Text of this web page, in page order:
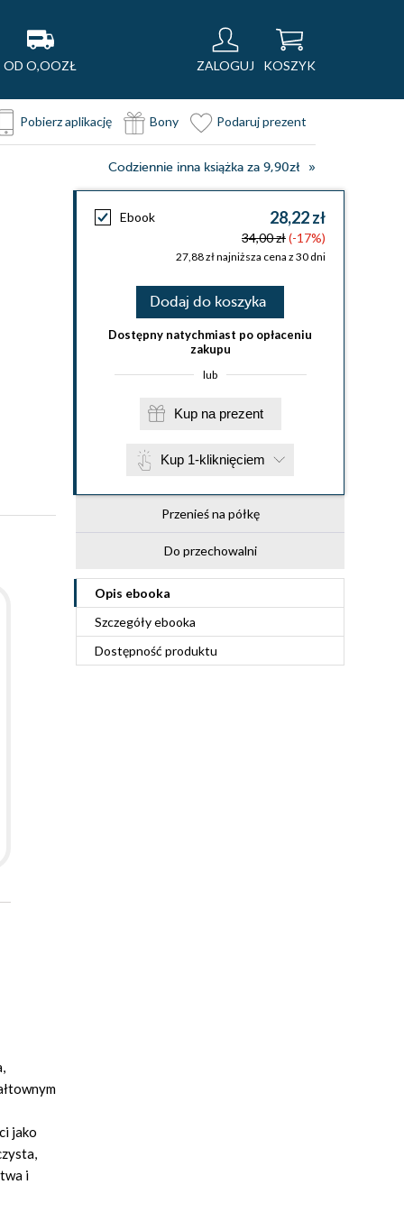
OD O,OOZŁ ZALOGUJ KOSZYK
Pobierz aplikację Bony Podaruj prezent
Codziennie inna książka za 9,90zł
Ebook 28,22 zł
34,00 zł(-17%)
27,88 zł najniższa cena z 30 dni
Dodaj do koszyka
Dostępny natychmiast po opłaceniu
zakupu
lub
Kup na prezent
Kup 1-kliknięciem
Przenieś na półkę
Do przechowalni
Opis ebooka
Szczegółyebooka
Dostępność produktu
jako
i